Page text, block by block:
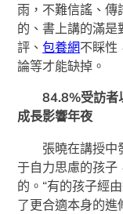
雨，不難信謠、
的、書上講的滿
評、包養網不睬性
論等才能缺掉。
84.8%受訪者
成長影響年夜
張曉在講授中
于自力思慮的孩子
的。“有的孩子經
了更合適本身的進